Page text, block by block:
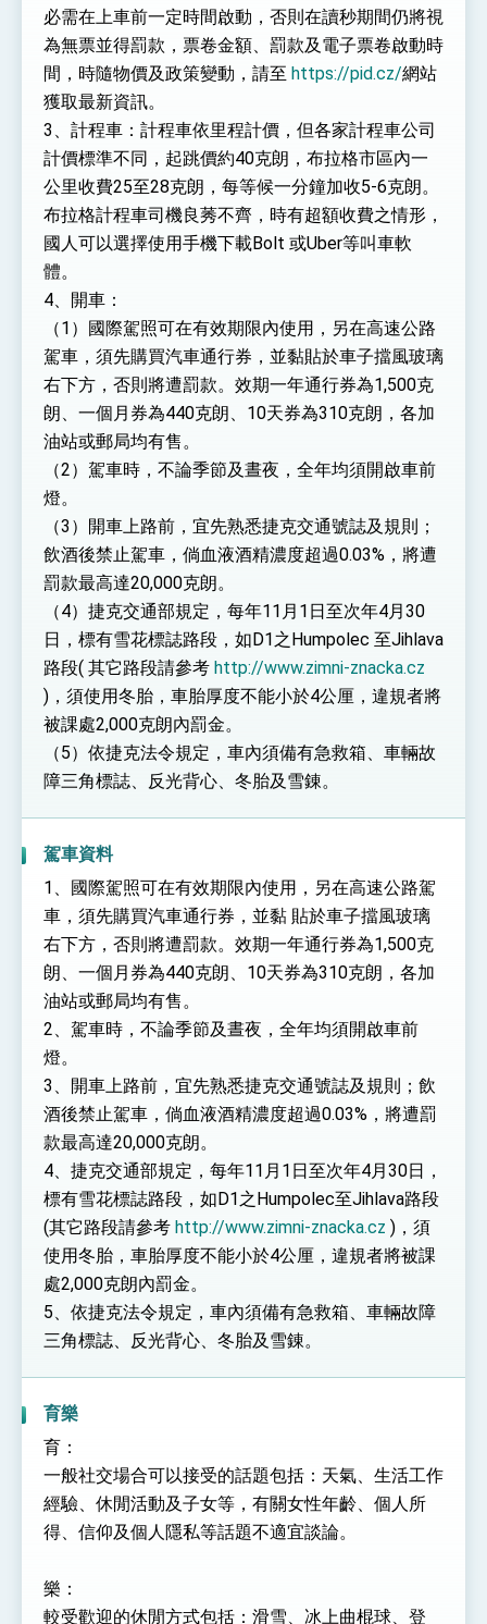
總統重要談話
我國政府將在美國亞利桑納州設立「駐鳳凰城辦
事處」，進一步深化台美交流合作
必需在上車前一定時間啟動，否則在讀秒期間仍將視
為無票並得罰款，票卷金額、罰款及電子票卷啟動時
間，時隨物價及政策變動，請至 https://pid.cz/網站
獲取最新資訊。
3、計程車：計程車依里程計價，但各家計程車公司
計價標準不同，起跳價約40克朗，布拉格市區內一
公里收費25至28克朗，每等候一分鐘加收5-6克朗。
布拉格計程車司機良莠不齊，時有超額收費之情形，
國人可以選擇使用手機下載Bolt 或Uber等叫車軟
體。
4、開車：
（1）國際駕照可在有效期限內使用，另在高速公路
駕車，須先購買汽車通行券，並黏貼於車子擋風玻璃
右下方，否則將遭罰款。效期一年通行券為1,500克
朗、一個月券為440克朗、10天券為310克朗，各加
油站或郵局均有售。
（2）駕車時，不論季節及晝夜，全年均須開啟車前
燈。
（3）開車上路前，宜先熟悉捷克交通號誌及規則；
飲酒後禁止駕車，倘血液酒精濃度超過0.03%，將遭
罰款最高達20,000克朗。
（4）捷克交通部規定，每年11月1日至次年4月30
日，標有雪花標誌路段，如D1之Humpolec 至Jihlava
路段( 其它路段請參考 http://www.zimni-znacka.cz
)，須使用冬胎，車胎厚度不能小於4公厘，違規者將
被課處2,000克朗內罰金。
（5）依捷克法令規定，車內須備有急救箱、車輛故
障三角標誌、反光背心、冬胎及雪錬。
駕車資料
1、國際駕照可在有效期限內使用，另在高速公路駕
車，須先購買汽車通行券，並黏 貼於車子擋風玻璃
右下方，否則將遭罰款。效期一年通行券為1,500克
朗、一個月券為440克朗、10天券為310克朗，各加
油站或郵局均有售。
2、駕車時，不論季節及晝夜，全年均須開啟車前
燈。
3、開車上路前，宜先熟悉捷克交通號誌及規則；飲
酒後禁止駕車，倘血液酒精濃度超過0.03%，將遭罰
款最高達20,000克朗。
4、捷克交通部規定，每年11月1日至次年4月30日，
標有雪花標誌路段，如D1之Humpolec至Jihlava路段
(其它路段請參考 http://www.zimni-znacka.cz )，須
使用冬胎，車胎厚度不能小於4公厘，違規者將被課
處2,000克朗內罰金。
5、依捷克法令規定，車內須備有急救箱、車輛故障
三角標誌、反光背心、冬胎及雪錬。
育樂
育：
一般社交場合可以接受的話題包括：天氣、生活工作
經驗、休閒活動及子女等，有關女性年齡、個人所
得、信仰及個人隱私等話題不適宜談論。
樂：
較受歡迎的休閒方式包括：滑雪、冰上曲棍球、登